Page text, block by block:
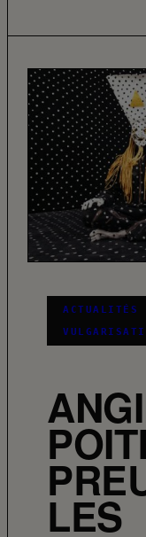
ACTUALITÉS
LES